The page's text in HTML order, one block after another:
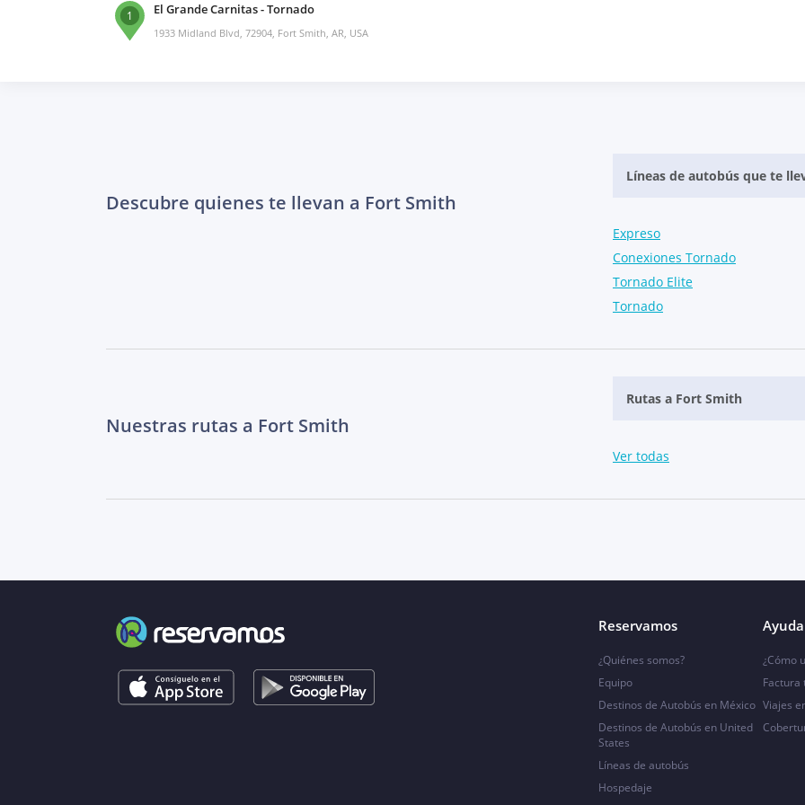
1 El Grande Carnitas - Tornado
1933 Midland Blvd, 72904, Fort Smith, AR, USA
Descubre quienes te llevan a Fort Smith
Líneas de autobús que te
Expreso
Conexiones Tornado
Tornado Elite
Tornado
Nuestras rutas a Fort Smith
Rutas a Fort Smith
Ver todas
Reservamos
¿Quiénes somos?
Equipo
Destinos de Autobús en México
Destinos de Autobús en United
States
Líneas de autobús
Hospedaje
¿Cómo
Factura
Viajes